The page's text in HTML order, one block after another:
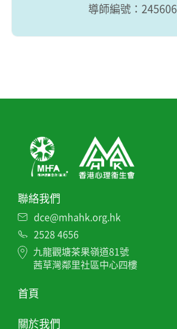
導師編號：245606
聯絡我們
dce@mhahk.org.hk
2528 4656
九龍觀塘茶果嶺道81號
茜草灣鄰里社區中心四樓
首頁
關於我們